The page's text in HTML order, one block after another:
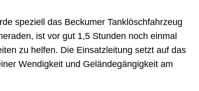
speziell das Beckumer Tanklöschfahrzeug
ist vor gut 1,5 Stunden noch einmal
zu helfen. Die Einsatzleitung setzt auf das
Wendigkeit und Geländegängigkeit am